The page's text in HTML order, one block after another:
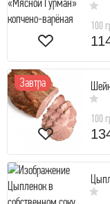
100
Завтра
100